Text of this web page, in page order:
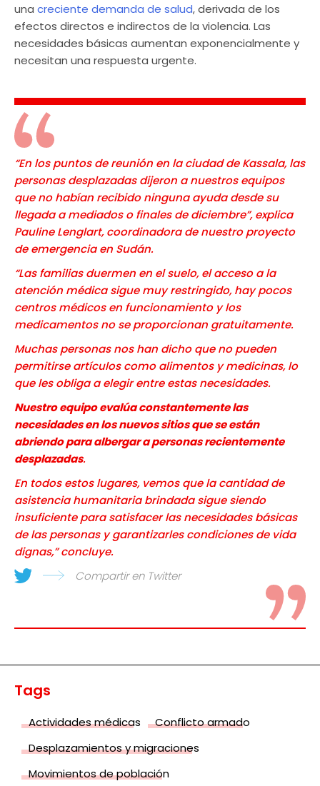
una creciente demanda de salud, derivada de los
efectos directos e indirectos de la violencia. Las
necesidades básicas aumentan exponencialmente y
necesitan una respuesta urgente.
“En los puntos de reunión en la ciudad de Kassala, las
personas desplazadas dijeron a nuestros equipos
que no habían recibido ninguna ayuda desde su
llegada a mediados o finales de diciembre”, explica
Pauline Lenglart, coordinadora de nuestro proyecto
de emergencia en Sudán.
“Las familias duermen en el suelo, el acceso a la
atención médica sigue muy restringido, hay pocos
centros médicos en funcionamiento y los
medicamentos no se proporcionan gratuitamente.
Muchas personas nos han dicho que no pueden
permitirse artículos como alimentos y medicinas, lo
que les obliga a elegir entre estas necesidades.
Nuestro equipo evalúa constantemente las
necesidades en los nuevos sitios que se están
abriendo para albergar a personas recientemente
desplazadas.
En todos estos lugares, vemos que la cantidad de
asistencia humanitaria brindada sigue siendo
insuficiente para satisfacer las necesidades básicas
de las personas y garantizarles condiciones de vida
dignas,” concluye.
Compartir en Twitter
Tags
Actividades médicas
Conflicto armado
Desplazamientos y migraciones
Movimientos de población